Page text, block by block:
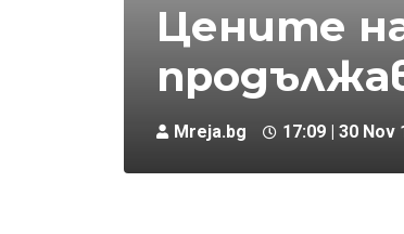
Цените
Mreja.bg 17:09 | 30 Nov